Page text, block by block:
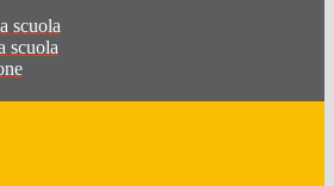
scuola
scuola